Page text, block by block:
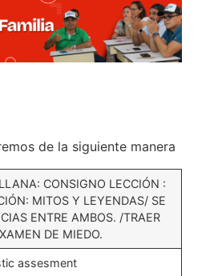
de la siguiente manera
CONSIGNO LECCIÓN :
MITOS Y LEYENDAS/ SE
ENTRE AMBOS. /TRAER
DE MIEDO.
assesment